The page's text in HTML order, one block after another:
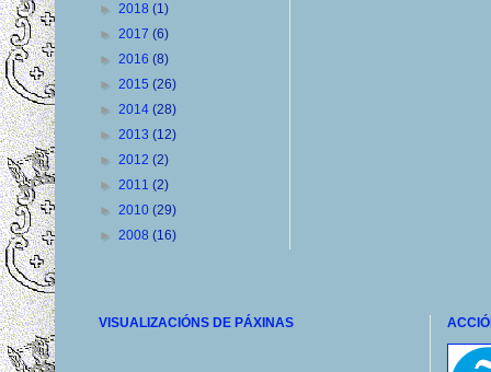
► 2018 (1)
► 2017 (6)
► 2016 (8)
► 2015 (26)
► 2014 (28)
► 2013 (12)
► 2012 (2)
► 2011 (2)
► 2010 (29)
► 2008 (16)
VISUALIZACIÓNS DE PÁXINAS